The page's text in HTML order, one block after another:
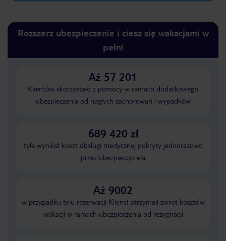
Rozszerz ubezpieczenie i ciesz się wakacjami w
pełni
Aż 57 201
Klientów skorzystało z pomocy w ramach dodatkowego
ubezpieczenia od nagłych zachorowań i wypadków
689 420 zł
tyle wyniósł koszt obsługi medycznej pokryty jednorazowo
przez ubezpieczyciela
Aż 9002
w przypadku tylu rezerwacji Klienci otrzymali zwrot kosztów
wakacji w ramach ubezpieczenia od rezygnacji